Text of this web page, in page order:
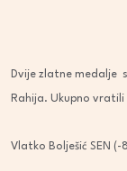
TKD
Dvije zlatne medalje
Rahija. Ukupno vratili
Vlatko Bolješić SEN